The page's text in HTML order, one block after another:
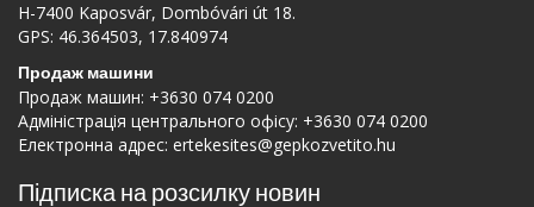
H-7400 Kaposvár, Dombóvári út 18.
GPS: 46.364503, 17.840974
Продаж машини
Продаж машин: +3630 074 0200
Адміністрація центрального офісу: +3630 074 0200
Електронна адрес: ertekesites@gepkozvetito.hu
Підписка на розсилку новин